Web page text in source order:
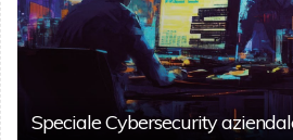
Speciale Cybersecurity